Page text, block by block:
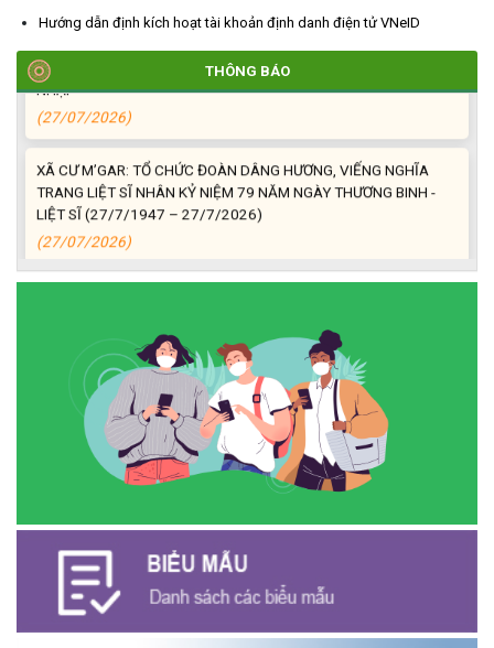
Hướng dẫn định kích hoạt tài khoản định danh điện tử VNeID
THÔNG BÁO
HỘI NGƯỜI CAO TUỔI XÃ CƯ M’GAR: SƠ KẾT CÔNG TÁC HỘI 6
THÁNG ĐẦU NĂM VÀ KIỆN TOÀN TỔ CHỨC CHI HỘI SAU SÁP
NHẬP
(27/07/2026)
XÃ CƯ M’GAR: TỔ CHỨC ĐOÀN DÂNG HƯƠNG, VIẾNG NGHĨA
TRANG LIỆT SĨ NHÂN KỶ NIỆM 79 NĂM NGÀY THƯƠNG BINH -
LIỆT SĨ (27/7/1947 – 27/7/2026)
(27/07/2026)
ĐỒNG CHÍ PHAN XUÂN LỰC - CHỦ TỊCH UBND XÃ CƯ M’GAR
(27/07/2026)
Phát biểu bế mạc Hội nghị Trung ương 3, khóa XIV của Tổng Bí
thư, Chủ tịch nước Tô Lâm
(26/07/2026)
VAY KÝ QUỸ ĐỐI VỚI NGƯỜI LAO ĐỘNG ĐI LÀM VIỆC TẠI HÀN
QUỐC
(24/07/2026)
HỘI NÔNG DÂN XÃ CƯ M’GAR ĐẠI DIỆN TỈNH ĐẮK LẮK QUẢNG